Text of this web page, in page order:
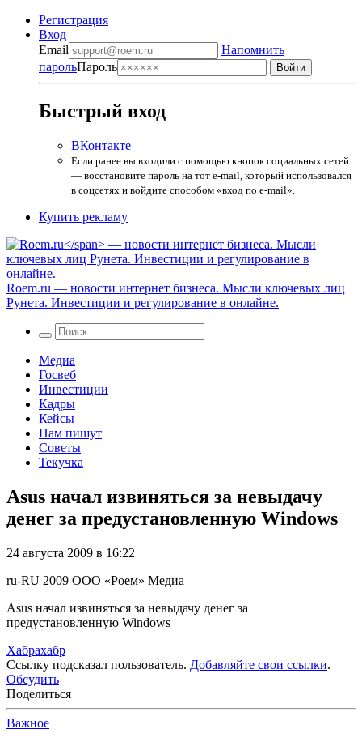
Регистрация
Вход
Email
Напомнить
парольПароль
Быстрый вход
ВКонтакте
Если ранее вы входили с помощью кнопок социальных сетей
— восстановите пароль на тот e-mail, который использовался
в соцсетях и войдите способом «вход по e-mail».
Купить рекламу
Roem.ru — новости интернет бизнеса. Мысли ключевых лиц
Рунета. Инвестиции и регулирование в онлайне.
Медиа
Госвеб
Инвестиции
Кадры
Кейсы
Нам пишут
Советы
Текучка
Asus начал извиняться за невыдачу
денег за предустановленную Windows
24 августа 2009 в 16:22
ru-RU 2009 ООО «Роем» Медиа
Asus начал извиняться за невыдачу денег за
предустановленную Windows
Хабрахабр
Ссылку подсказал пользователь. Добавляйте свои ссылки.
Обсудить
Поделиться
Важное